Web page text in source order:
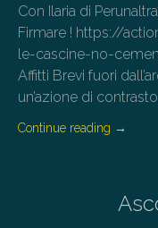
Con Ilaria di
Firmare ! https://
le-cascine-no-
Affitti Brevi fuori
un’azione di
Continue reading →